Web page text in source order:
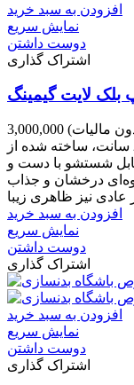
افزودن به سبد خرید
نمایش سریع
دوست داشتن
اشتراک گذاری
بلک لایت گیمینگ
مالیات)
بک‌دراپ بلک لایت گیمینگ سایز 150 در 200 سانت، ساخته شده از
شستشو با دست و
درخشان و جذاب
افزودن به سبد خرید
نمایش سریع
دوست داشتن
اشتراک گذاری
افزودن به سبد خرید
نمایش سریع
دوست داشتن
اشتراک گذاری